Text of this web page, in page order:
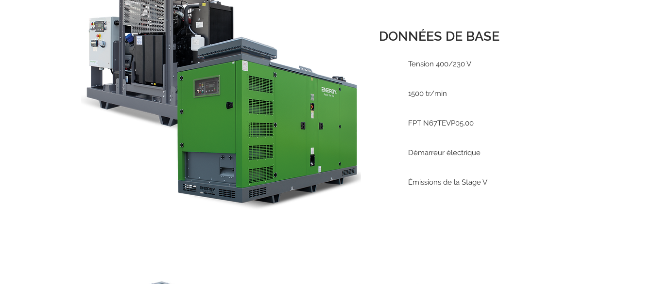
DONNÉES DE BASE
Tension 400/230 V
1500 tr/min
FPT N67TEVP05.00
Démarreur électrique
Émissions de la Stage V